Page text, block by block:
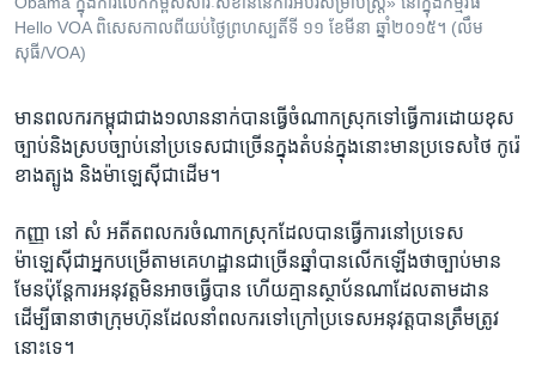
Hello VOA ពិសេស​កាល​ពី​យប់​ថ្ងៃ​ព្រហស្បតិ៍​ទី​ ១១ ខែ​មីនា ឆ្នាំ​២០១៥។ (លឹម
សុធី/VOA)
មាន​ពលករ​កម្ពុជា​ជាង​១លាន​នាក់​បាន​ធ្វើ​ចំណាកស្រុក​ទៅ​ធ្វើ​ការ​ដោយ​ខុស
ច្បាប់​និង​ស្រប​ច្បាប់​នៅ​ប្រទេស​ជាច្រើន​ក្នុង​តំបន់​ក្នុង​នោះ​មាន​ប្រទេស​ថៃ​ កូរ៉េ​
ខាងត្បូង ​និង​ម៉ាឡេស៊ី​ជាដើម។​
កញ្ញា​ នៅ សំ ​អតីត​ពលករ​ចំណាកស្រុក​ដែល​បាន​ធ្វើការ​នៅ​ប្រទេស​
ម៉ាឡេស៊ី​ជា​អ្នក​បម្រើ​តាម​គេហដ្ឋាន​ជាច្រើន​ឆ្នាំ​បាន​លើក​ឡើ​ង​ថា​ច្បាប់​មាន​
មែន​ប៉ុន្តែ​ការ​អនុវត្ត​មិន​អាច​ធ្វើ​បាន​ ហើយ​គ្មាន​ស្ថាប័ន​ណា​ដែល​តាម​ដាន​
ដើម្បី​ធានា​ថា​ក្រុមហ៊ុន​ដែល​នាំ​ពលករ​ទៅ​ក្រៅ​ប្រទេស​អនុវត្ត​បាន​ត្រឹម​ត្រូវ​
នោះ​ទេ។